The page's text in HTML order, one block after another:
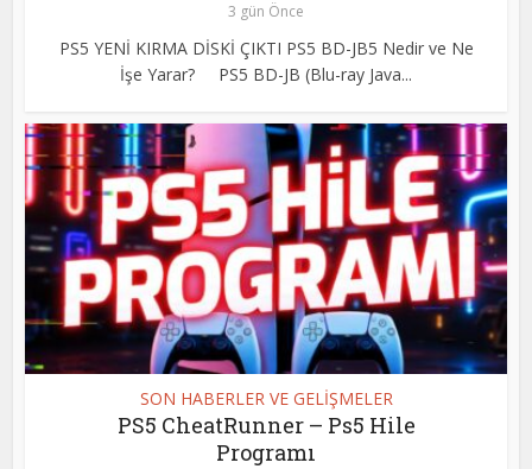
3 gün Önce
PS5 YENİ KIRMA DİSKİ ÇIKTI PS5 BD-JB5 Nedir ve Ne
İşe Yarar? PS5 BD-JB (Blu-ray Java...
SON HABERLER VE GELİŞMELER
PS5 CheatRunner – Ps5 Hile
Programı